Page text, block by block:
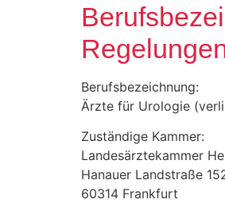
Berufsbezeichnung:
Ärzte für Urologie
Zuständige Kammer:
Landesärztekammer
Hanauer Landstraße
60314 Frankfurt